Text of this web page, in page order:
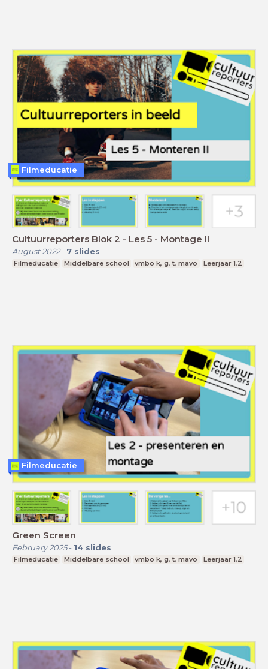
Cultuurreporters Blok 2 - Les 5 - Montage II
August 2022- 7 slides
Filmeducatie Middelbare school vmbo k, g, t, mavo Leerjaar 1,2
Filmeducatie
Green Screen
February 2025- 14 slides
Filmeducatie Middelbare school vmbo k, g, t, mavo Leerjaar 1,2
Filmeducatie